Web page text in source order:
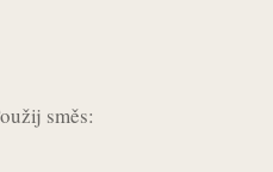
směs: